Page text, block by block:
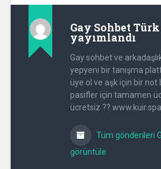
Gay Sohbet Türk
yayımlandı
Gay sohbet ve
yepyeni bir tanışma
üye ol ve aşk için bir not
pasifler için tamamen
ücretsiz ??
Tüm gönderileri
görüntüle